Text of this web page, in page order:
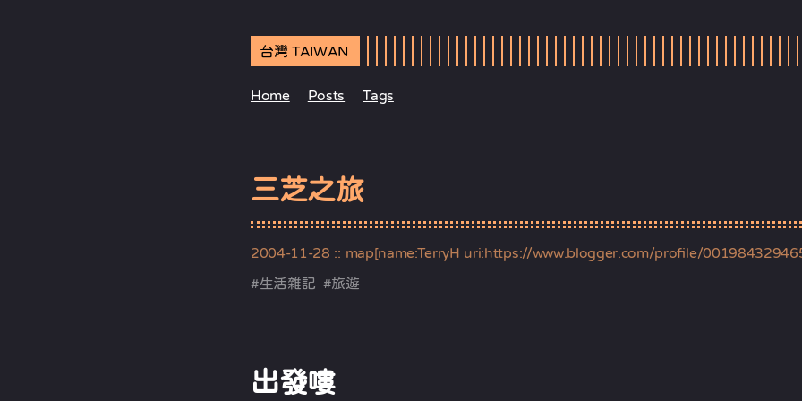
台灣 TAIWAN
Home Posts Tags
三芝之旅
2004-11-28 :: map[name:TerryH uri:https://www.blogger.com/profile/
#生活雜記 #旅遊
出發嘍